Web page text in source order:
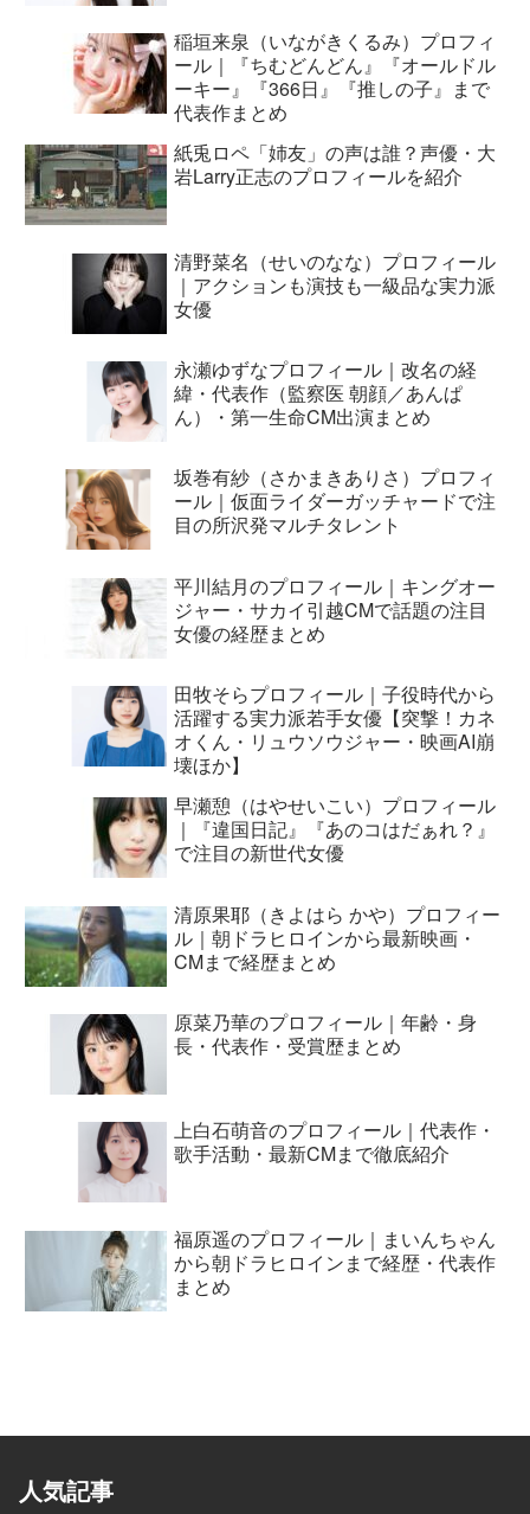
稲垣来泉（いながきくるみ）プロフィ
ール｜『ちむどんどん』『オールドル
ーキー』『366日』『推しの子』まで
代表作まとめ
紙兎ロペ「姉友」の声は誰？声優・大
岩Larry正志のプロフィールを紹介
清野菜名（せいのなな）プロフィール
｜アクションも演技も一級品な実力派
女優
永瀬ゆずなプロフィール｜改名の経
緯・代表作（監察医 朝顔／あんぱ
ん）・第一生命CM出演まとめ
坂巻有紗（さかまきありさ）プロフィ
ール｜仮面ライダーガッチャードで注
目の所沢発マルチタレント
平川結月のプロフィール｜キングオー
ジャー・サカイ引越CMで話題の注目
女優の経歴まとめ
田牧そらプロフィール｜子役時代から
活躍する実力派若手女優【突撃！カネ
オくん・リュウソウジャー・映画AI崩
壊ほか】
早瀬憩（はやせいこい）プロフィール
｜『違国日記』『あのコはだぁれ？』
で注目の新世代女優
清原果耶（きよはら かや）プロフィー
ル｜朝ドラヒロインから最新映画・
CMまで経歴まとめ
原菜乃華のプロフィール｜年齢・身
長・代表作・受賞歴まとめ
上白石萌音のプロフィール｜代表作・
歌手活動・最新CMまで徹底紹介
福原遥のプロフィール｜まいんちゃん
から朝ドラヒロインまで経歴・代表作
まとめ
人気記事